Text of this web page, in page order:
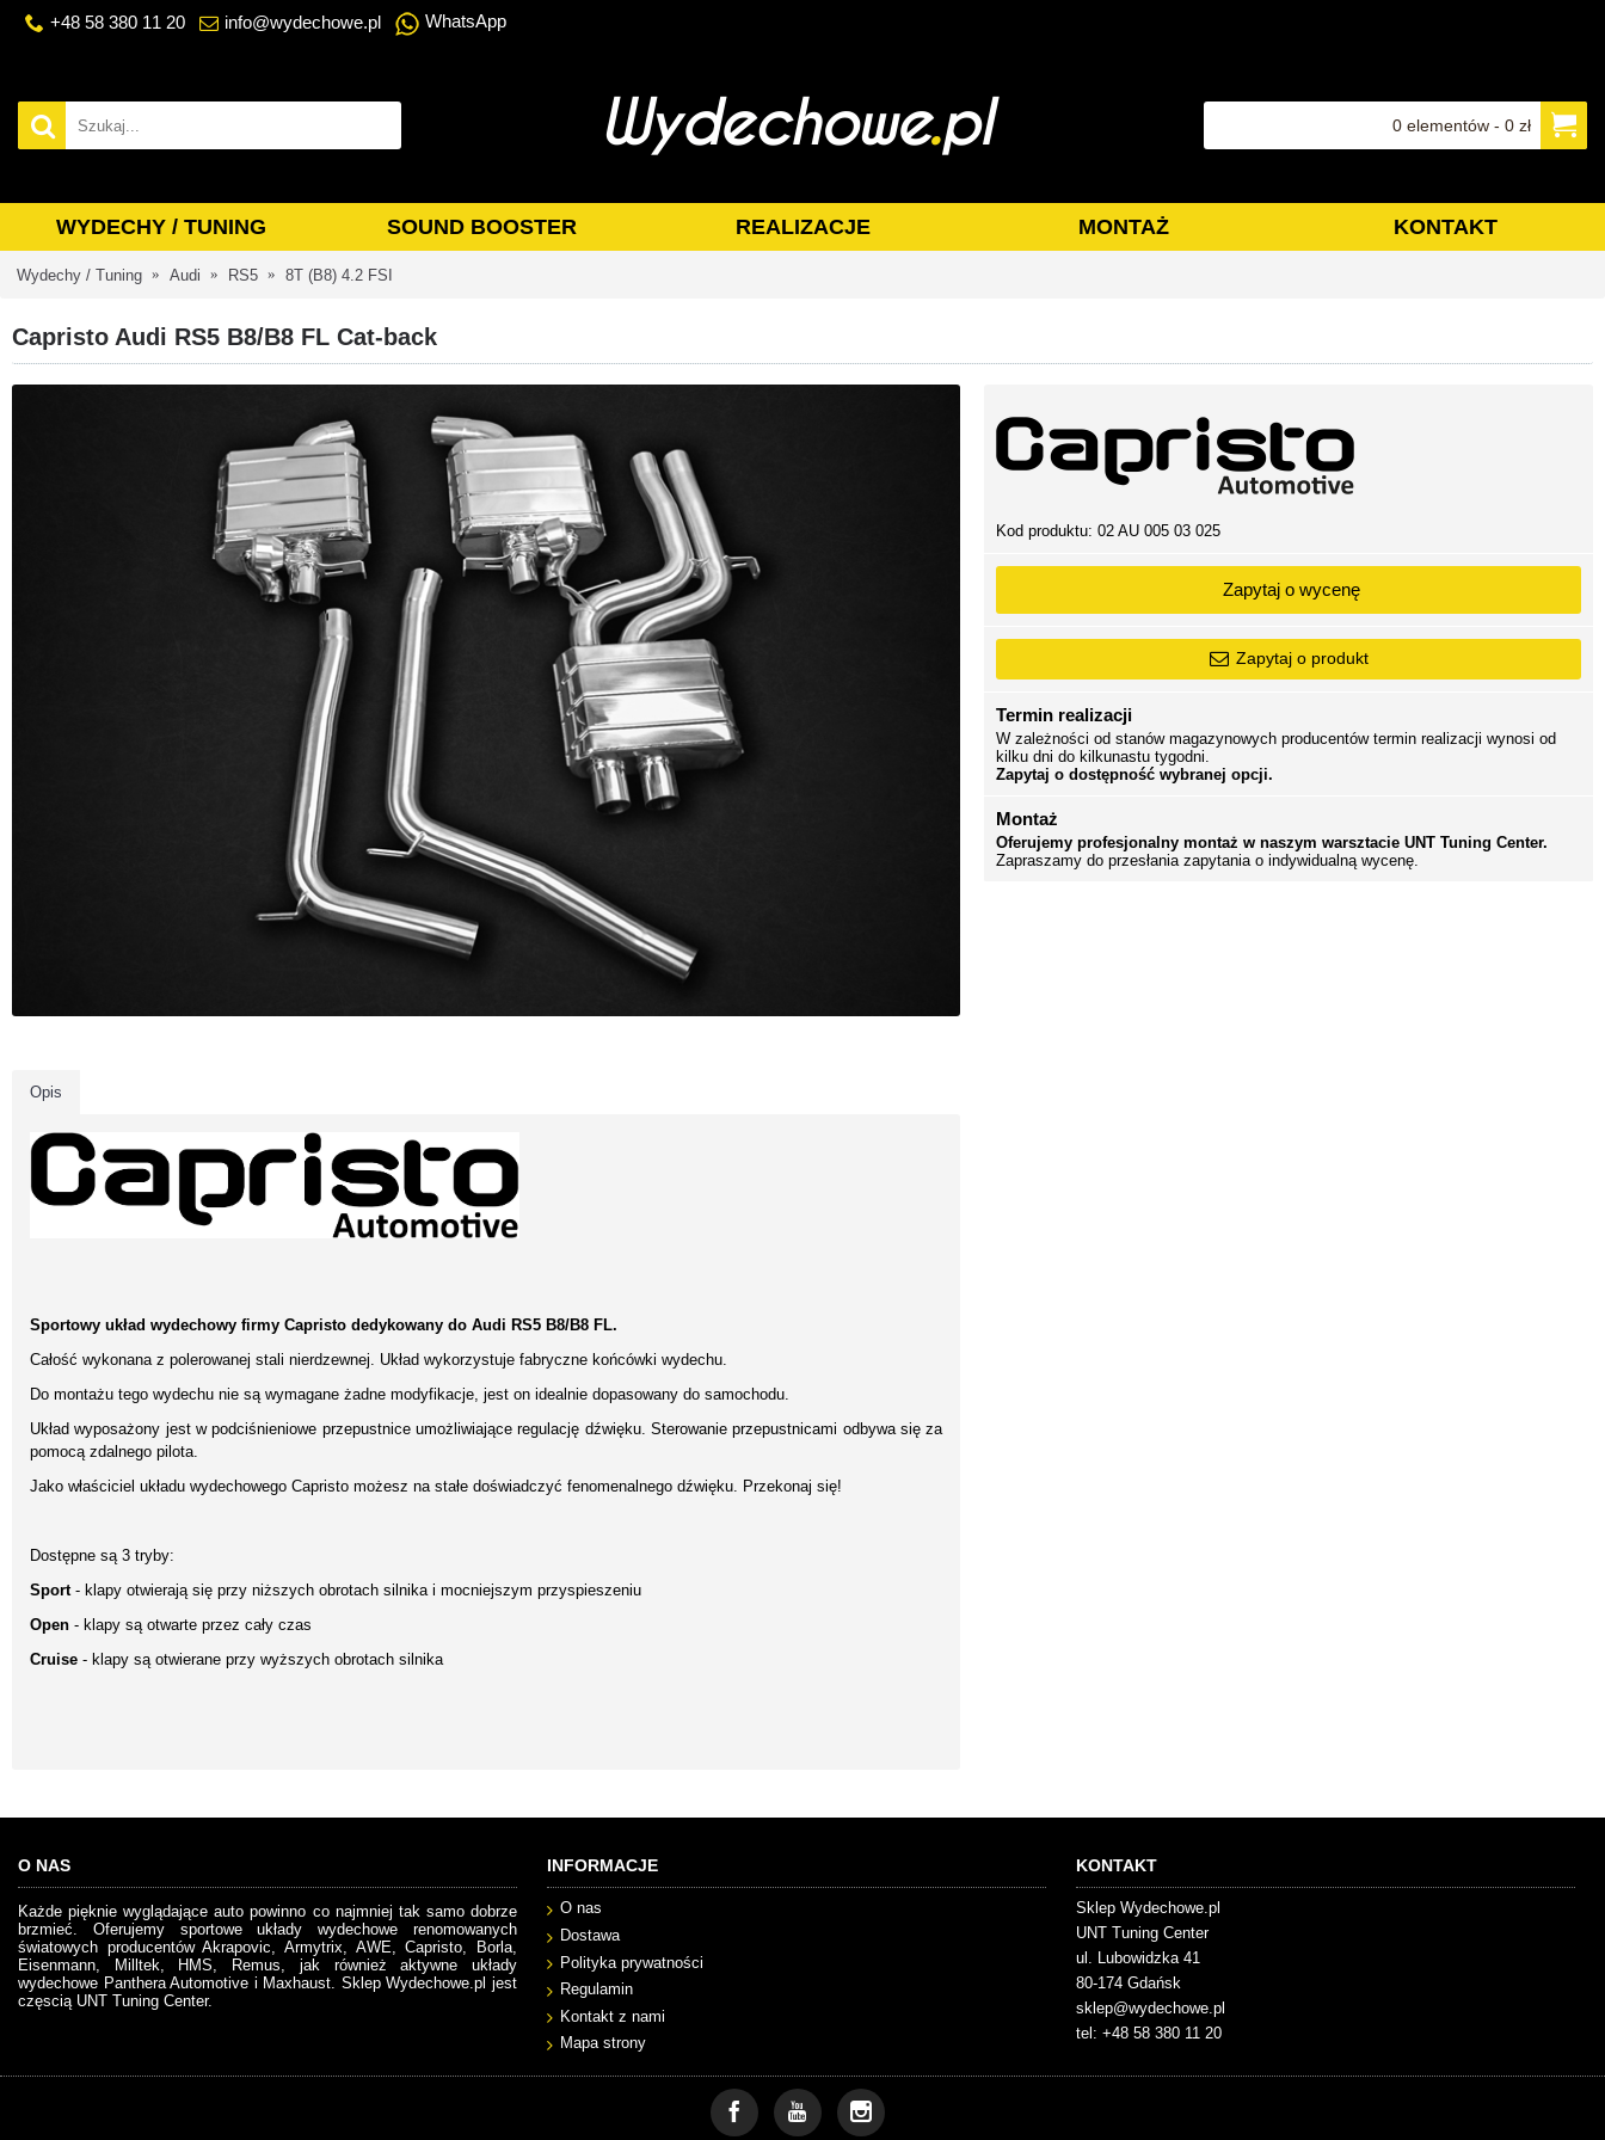
+48 58 380 11 20 info@wydechowe.pl WhatsApp
0 elementów - 0 zł
WYDECHY / TUNING SOUND BOOSTER REALIZACJE MONTAŻ KONTAKT
Wydechy / Tuning Audi RS5 8T (B8) 4.2 FSI
Capristo Audi RS5 B8/B8 FL Cat-back
Opis
Sportowy układ wydechowy firmy Capristo dedykowany do Audi RS5 B8/B8 FL.
Całość wykonana z polerowanej stali nierdzewnej. Układ wykorzystuje fabryczne końcówki wydechu.
Do montażu tego wydechu nie są wymagane żadne modyfikacje, jest on idealnie dopasowany do samochodu.
Układ wyposażony jest w podciśnieniowe przepustnice umożliwiające regulację dźwięku. Sterowanie przepustnicami odbywa się za
pomocą zdalnego pilota.
Jako właściciel układu wydechowego Capristo możesz na stałe doświadczyć fenomenalnego dźwięku. Przekonaj się!
Dostępne są 3 tryby:
Sport- klapy otwierają się przy niższych obrotach silnika i mocniejszym przyspieszeniu
Open - klapy są otwarte przez cały czas
Cruise - klapy są otwierane przy wyższych obrotach silnika
Kod produktu:02 AU 005 03 025
Zapytaj o wycenę
Zapytaj o produkt
Termin realizacji
W zależności od stanów magazynowych producentów termin realizacji wynosi od
kilku dni do kilkunastu tygodni.
Zapytaj o dostępność wybranej opcji.
Montaż
Oferujemy profesjonalny montaż w naszym warsztacie UNT Tuning Center.
Zapraszamy do przesłania zapytania o indywidualną wycenę.
O NAS
Każde pięknie wyglądające auto powinno co najmniej tak samo dobrze
brzmieć. Oferujemy sportowe układy wydechowe renomowanych
światowych producentów Akrapovic, Armytrix, AWE, Capristo, Borla,
Eisenmann, Milltek, HMS, Remus, jak również aktywne układy
wydechowe Panthera Automotive i Maxhaust. Sklep Wydechowe.pl jest
częscią UNT Tuning Center.
INFORMACJE
O nas
Dostawa
Polityka prywatności
Regulamin
Kontakt z nami
Mapa strony
KONTAKT
Sklep Wydechowe.pl
UNT Tuning Center
ul. Lubowidzka 41
80-174 Gdańsk
sklep@wydechowe.pl
tel: +48 58 380 11 20